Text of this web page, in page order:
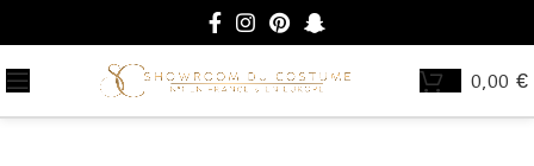
0,00 €